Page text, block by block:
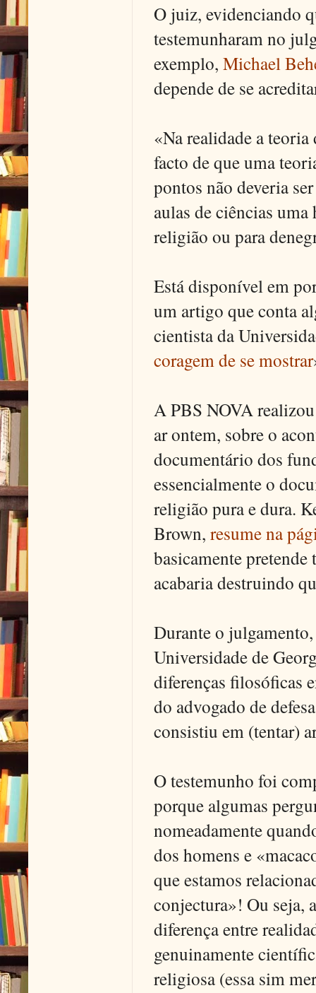
O juiz, evidenciando
testemunharam no
exemplo, Michael
depende de se
«Na realidade a
facto de que uma
pontos não deveria
aulas de ciências
religião ou para
Está disponível em
um artigo que conta
cientista da
coragem de se mostrar
A PBS NOVA
ar ontem, sobre o
documentário dos
essencialmente o
religião pura e dura.
Brown, resume na
basicamente
acabaria destruindo
Durante o
Universidade de
diferenças filosóficas
do advogado de
consistiu em (tentar)
O testemunho foi
porque algumas
nomeadamente
dos homens e
que estamos
conjectura»! Ou seja,
diferença entre
genuinamente
religiosa (essa sim